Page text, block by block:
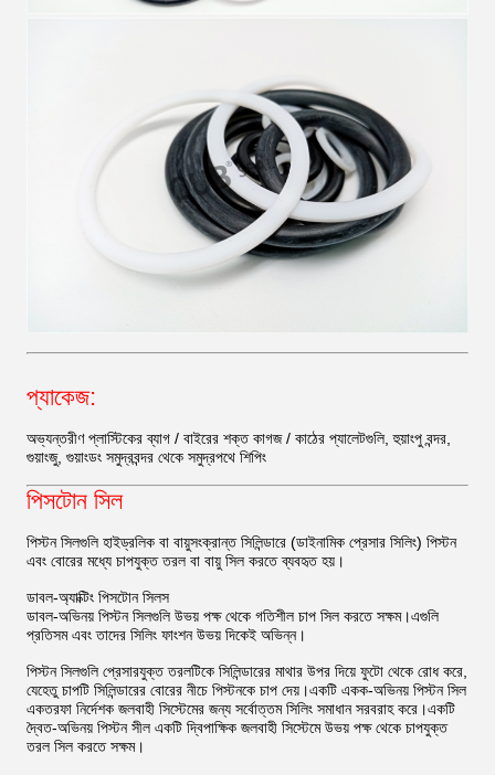
প্যাকেজ:
অভ্যন্তরীণ প্লাস্টিকের ব্যাগ / বাইরের শক্ত কাগজ / কাঠের প্যালেটগুলি, হুয়াংপু বন্দর,
গুয়াংজু, গুয়াংডং সমুদ্রবন্দর থেকে সমুদ্রপথে শিপিং
পিসটোন সিল
পিস্টন সিলগুলি হাইড্রলিক বা বায়ুসংক্রান্ত সিলিন্ডারে (ডাইনামিক প্রেসার সিলিং) পিস্টন
এবং বোরের মধ্যে চাপযুক্ত তরল বা বায়ু সিল করতে ব্যবহৃত হয়।
ডাবল-অ্যাক্টিং পিসটোন সিলস
ডাবল-অভিনয় পিস্টন সিলগুলি উভয় পক্ষ থেকে গতিশীল চাপ সিল করতে সক্ষম।এগুলি
প্রতিসম এবং তাদের সিলিং ফাংশন উভয় দিকেই অভিন্ন।
পিস্টন সিলগুলি প্রেসারযুক্ত তরলটিকে সিলিন্ডারের মাথার উপর দিয়ে ফুটো থেকে রোধ করে,
যেহেতু চাপটি সিলিন্ডারের বোরের নীচে পিস্টনকে চাপ দেয়।একটি একক-অভিনয় পিস্টন সিল
একতরফা নির্দেশক জলবাহী সিস্টেমের জন্য সর্বোত্তম সিলিং সমাধান সরবরাহ করে।একটি
দ্বৈত-অভিনয় পিস্টন সীল একটি দ্বিপাক্ষিক জলবাহী সিস্টেমে উভয় পক্ষ থেকে চাপযুক্ত
তরল সিল করতে সক্ষম।